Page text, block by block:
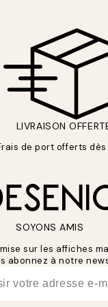
LIVRAISON
de port offerts
SOYONS AMIS
sur les affiches
abonnez à notre